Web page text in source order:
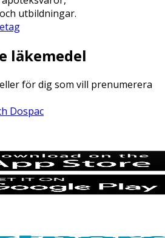
utbildningar.
läkemedel
för dig som vill prenumerera
Dospac